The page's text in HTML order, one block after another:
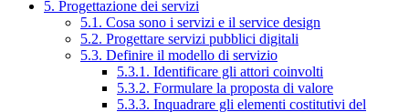
5. Progettazione dei servizi
5.1. Cosa sono i servizi e il service design
5.2. Progettare servizi pubblici digitali
5.3. Definire il modello di servizio
5.3.1. Identificare gli attori coinvolti
5.3.2. Formulare la proposta di valore
5.3.3. Inquadrare gli elementi costitutivi del